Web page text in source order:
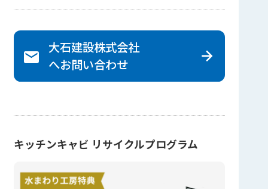
大石建設株式会社
へお問い合わせ
キッチンキャビ リサイクルプログラム